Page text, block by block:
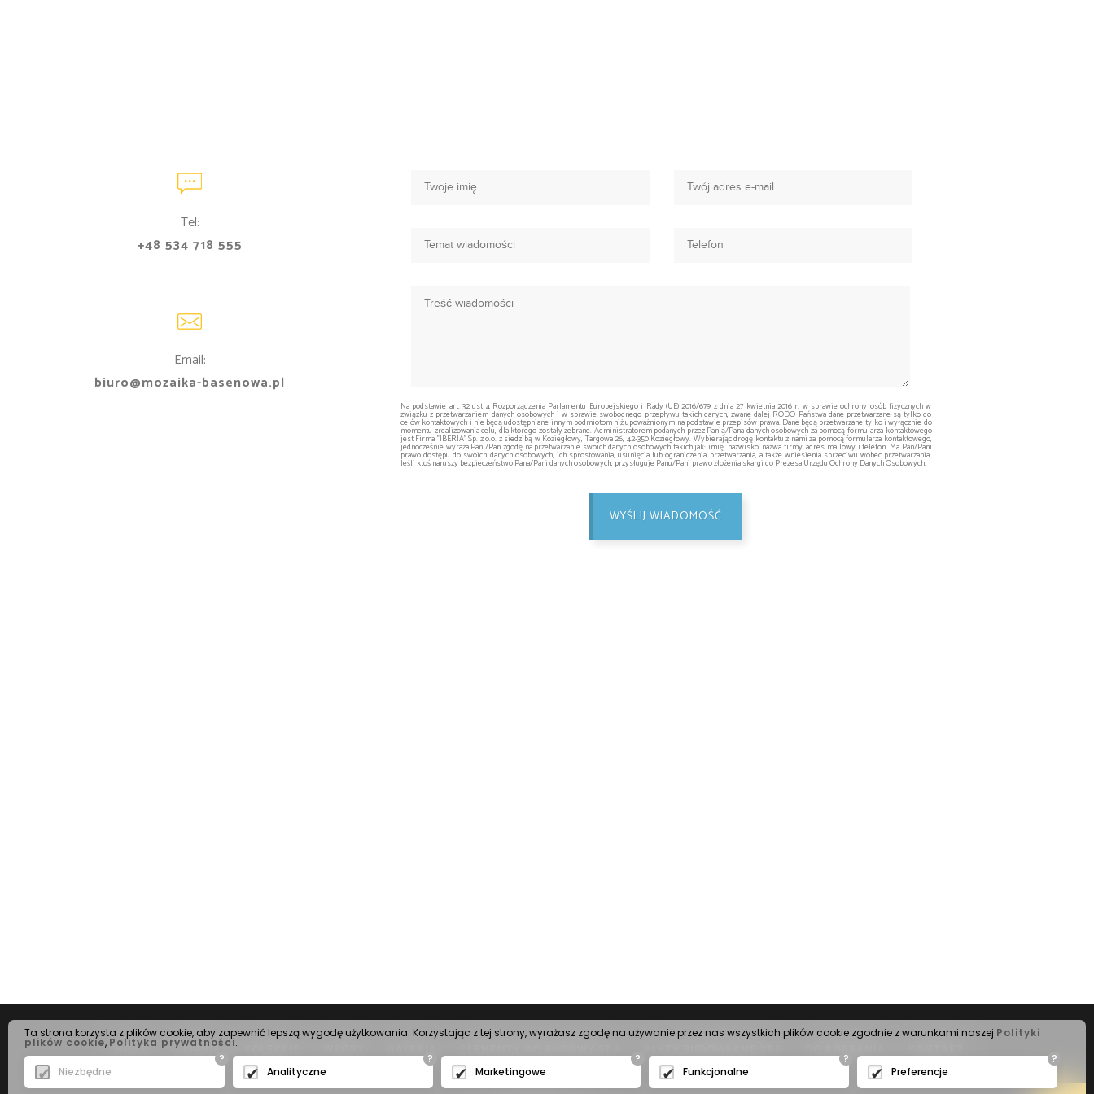
Tel:
+48 534 718 555
Email:
biuro@mozaika-basenowa.pl
Na podstawie art. 32 ust 4 Rozporządzenia Parlamentu Europejskiego i Rady (UE) 2016/679 z dnia 27 kwietnia 2016 r. w sprawie ochrony osób fizycznych w
związku z przetwarzaniem danych osobowych i w sprawie swobodnego przepływu takich danych, zwane dalej RODO Państwa dane przetwarzane są tylko do
celów kontaktowych i nie będą udostępniane innym podmiotom niż upoważnionym na podstawie przepisów prawa. Dane będą przetwarzane tylko i wyłącznie do
momentu zrealizowania celu, dla którego zostały zebrane. Administratorem podanych przez Panią/Pana danych osobowych za pomocą formularza kontaktowego
jest Firma "IBERIA" Sp. z o.o. z siedzibą w Koziegłowy, Targowa 26, 42-350 Koziegłowy. Wybierając drogę kontaktu z nami za pomocą formularza kontaktowego,
jednocześnie wyraża Pani/Pan zgodę na przetwarzanie swoich danych osobowych takich jak: imię, nazwisko, nazwa firmy, adres mailowy i telefon. Ma Pan/Pani
prawo dostępu do swoich danych osobowych, ich sprostowania, usunięcia lub ograniczenia przetwarzania, a także wniesienia sprzeciwu wobec przetwarzania.
Jeśli ktoś naruszy bezpieczeństwo Pana/Pani danych osobowych, przysługuje Panu/Pani prawo złożenia skargi do Prezesa Urzędu Ochrony Danych Osobowych.
WYŚLIJ WIADOMOŚĆ
HOME O FIRMIE
Ta strona korzysta z plików cookie, aby zapewnić lepszą wygodę użytkowania. Korzystając z tej strony, wyrażasz zgodę na używanie przez nas wszystkich plików cookie zgodnie z warunkami naszej Polityki
plików cookie, Polityka prywatności.
?
Niezbędne
?
Analityczne
?
Marketingowe
?
Funkcjonalne
?
Preferencje